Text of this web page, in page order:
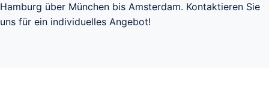
Hamburg über München bis Amsterdam. Kontaktieren Sie
uns für ein individuelles Angebot!